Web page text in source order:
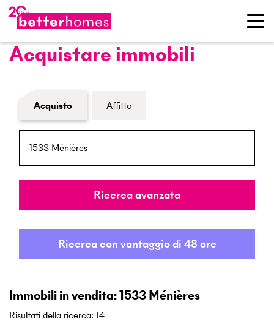
Acquistare immobili
Modulo di ricerca immobiliare
Acquisto Affitto
NPA / Località
Raggio
Ricerca avanzata
Ricerca con vantaggio di 48 ore
Immobili in vendita: 1533 Ménières
Risultati della ricerca: 14